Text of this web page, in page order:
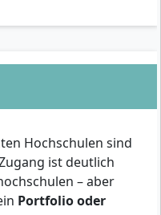
Hochschulen sind
ist deutlich
– aber
Portfolio oder